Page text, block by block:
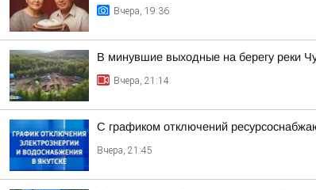
Вчера, 19:36
В минувшие выходные на берегу реки
Вчера, 21:14
С графиком отключений
Вчера, 21:45